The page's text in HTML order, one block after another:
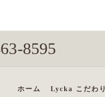
8595
ホーム Lycka こだわり